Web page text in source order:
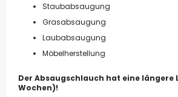
Staubabsaugung
Grasabsaugung
Laubabsaugung
Möbelherstellung
Der Absaugschlauch hat eine längere
Wochen)!